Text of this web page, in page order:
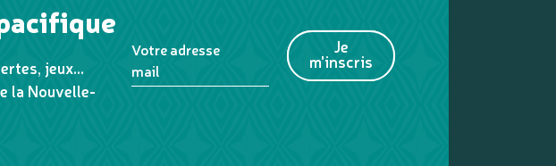
jeux...
la Nouvelle-
Votre adresse
mail
Je
m'inscris